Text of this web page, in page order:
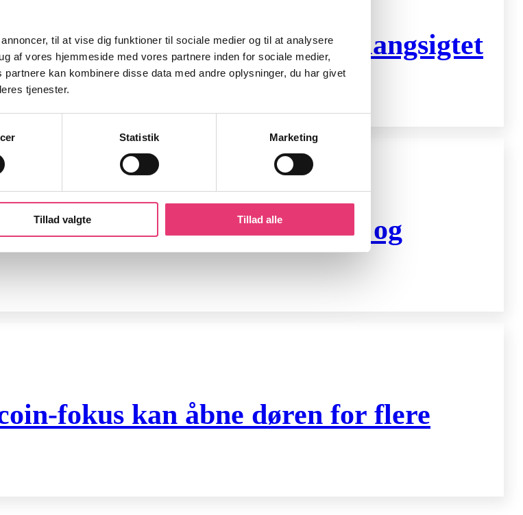
til at vise dig funktioner til sociale medier og til at analysere
af vores hjemmeside med vores partnere inden for sociale medier,
kan kombinere disse data med andre oplysninger, du har givet
tjenester.
Statistik Marketing
Tillad valgte Tillad alle
– Skat, geninvestering og langsigtet
hvad betyder det for aktien og
fokus kan åbne døren for flere